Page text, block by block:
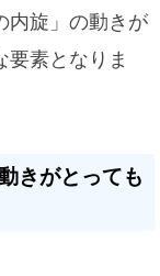
内旋」の動きが
要素となりま
きがとっても